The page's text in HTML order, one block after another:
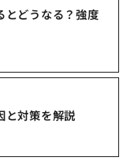
とどうなる？強度
と対策を解説